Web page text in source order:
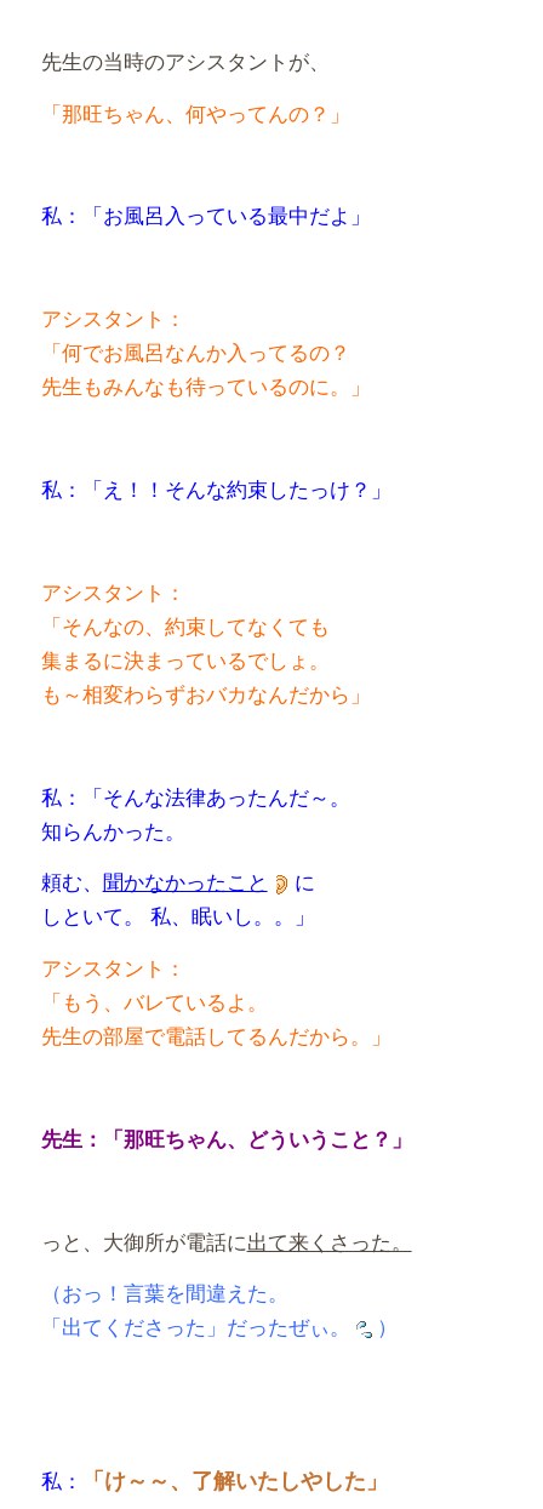
先生の当時のアシスタントが、
「那旺ちゃん、何やってんの？」
私：「お風呂入っている最中だよ」
アシスタント：
「何でお風呂なんか入ってるの？
先生もみんなも待っているのに。」
私：「え！！そんな約束したっけ？」
アシスタント：
「そんなの、約束してなくても
集まるに決まっているでしょ。
も～相変わらずおバカなんだから」
私：「そんな法律あったんだ～。
知らんかった。
頼む、 聞かなかったこと
に
しといて。 私、眠いし。。」
アシスタント：
「もう、バレているよ。
先生の部屋で電話してるんだから。」
先生：「那旺ちゃん、どういうこと？」
っと、大御所が電話に出て来くさった。
（おっ！言葉を間違えた。
「出てくださった」だったぜぃ。
）
私： 「け～～、了解いたしやした」